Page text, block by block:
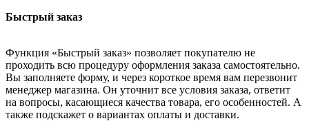
Быстрый заказ
Функция «Быстрый заказ» позволяет покупателю не
проходить всю процедуру оформления заказа самостоятельно.
Вы заполняете форму, и через короткое время вам перезвонит
менеджер магазина. Он уточнит все условия заказа, ответит
на вопросы, касающиеся качества товара, его особенностей. А
также подскажет о вариантах оплаты и доставки.